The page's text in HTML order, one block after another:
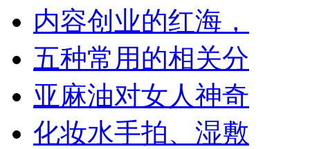
内容创业的红海，
五种常用的相关分
亚麻油对女人神奇
化妆水手拍、湿敷